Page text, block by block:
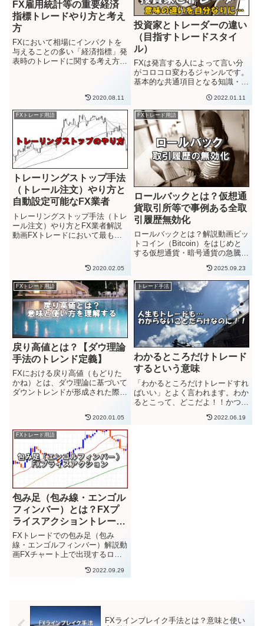
FX雇用統計等の重要経済
指標トレードやり方と考え
方
FXにおいて相場にインパクトを
与えることの多い「経済指標」発
表時のトレードに関する考え方を
り価格が動いていくことが多いで
す。為替チャートを監視してい
る...
2020.08.11
投資家とトレーダーの違い
（目指すトレードスタイ
ル）
FXは発言する人によって言い分
がコロコロ変わるジャンルです。
基本的な共通項目となる知識・専
方すらも人によっては違ったりし
ます。近年よく聞く言葉で…「投
資家としてやっていきたいです」
「トレードできたら、人生あが
り...
2022.01.11
FXトレード用語
トレーリングストップ手法
（トレール注文）やり方と
自動設定可能なFX業者
トレーリングストップ手法（トレ
ール注文）やり方とFX業者解説
動画FXトレードにおいて最も大
的にポジションをエントリーする
タイミングで、それと同時にスト
ップロス設定の位置を決めてト
レ...
2020.02.05
FXトレード用語
ロールバックとは？仮想通
貨取引所等で事例ある全取
引履歴無効化
ロールバックとは？解説動画ビッ
トコイン（Bitcoin）をはじめと
する仮想通貨・暗号通貨の急騰が
2017年11月後半に1ビットコイン
100万円を超えたと思ったら、
2017年12月16日に明確に1ビット
コイン200...
2025.09.23
FXトレード用語
戻り高値とは？【ダウ理論
手法のトレンド定義】
FXにおける戻り高値（もどりた
かね）とは、ダウ理論に基づいて
ダウントレンドが形成された際に
し、再び下落した時の高値のこと
を指します。高値と安値が連続し
て切り下がり、ダウントレンドが
2020.01.05
トレード手法
わかるところだけトレード
するという意味
「わかるところだけトレードすれ
ばいい」とよく言われます。わか
るとこって、どこだよ！！かつて
相場も人生も、わからないことだ
2022.06.19
FXトレード用語
包み足（包み線・エンゴル
フィンバー）とは？FXプ
ライスアクショントレード
活用手法解説
FXトレードでの包み足（包み
線・エンゴルフィンバー）解説動
画FXチャート上で出現するロウ
中での相場の値動き情報を読み取
2022.09.29
FXラインブレイク手法とは？意味と使い